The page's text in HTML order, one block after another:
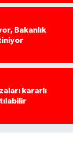
Bakanlık
kararlı